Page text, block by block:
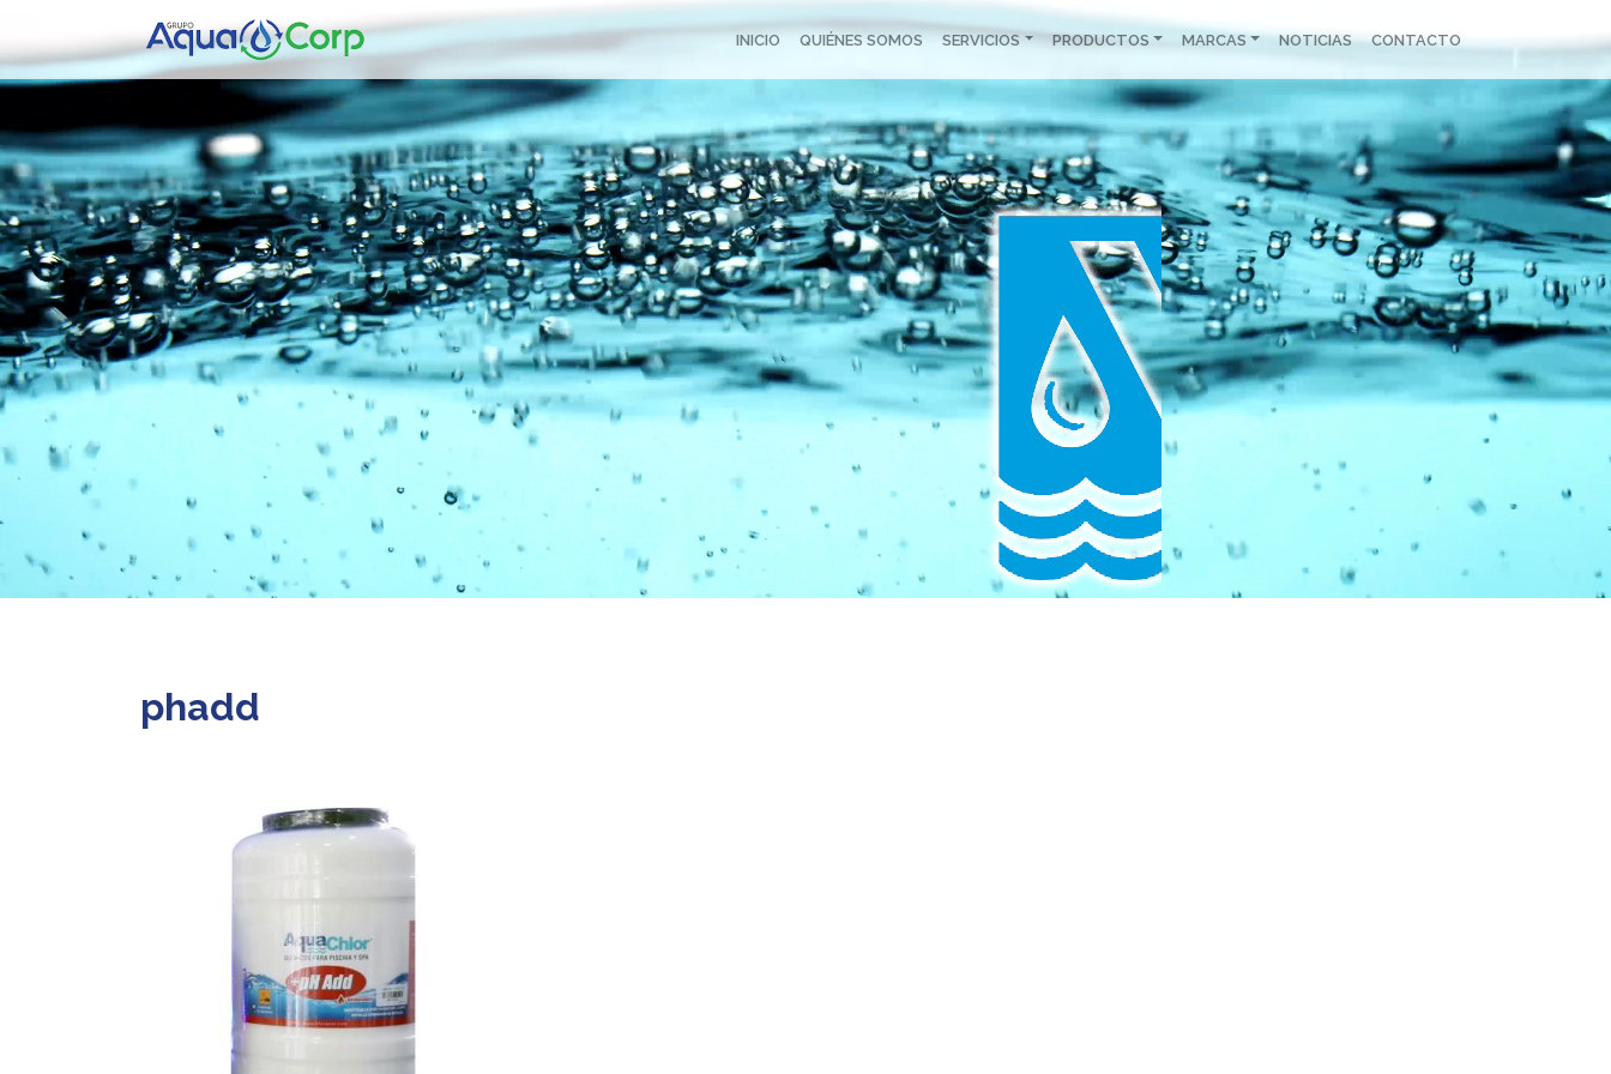
INICIO QUIÉNES SOMOS SERVICIOS PRODUCTOS MARCAS NOTICIAS CONTACTO
phadd